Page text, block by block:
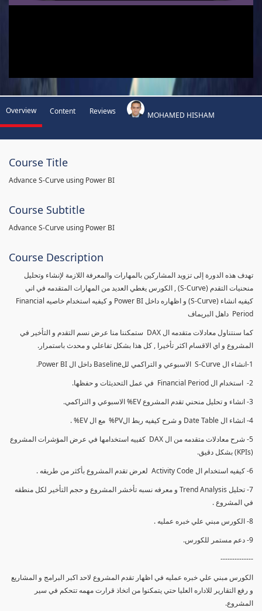
Overview Content Reviews MOHAMED HISHAM
Course Title
Advance S-Curve using Power BI
Course Subtitle
Advance S-Curve using Power BI
Course Description
تهدف هذه الدورة إلى تزويد المشاركين بالمهارات والمعرفة اللازمة لإنشاء وتحليل
منحنيات التقدم (S-Curve) , الكورس يغطي العديد من المهارات المتقدمه في اني
كيفيه انشاء (S-Curve) و اظهاره داخل Power BI و كيفيه استخدام خاصيه Financial
Period داهل البريماف
كما سنتناول معادلات متقدمه ال DAX ستمكننا منا عرض نسم التقدم و التأخير في
المشروع و اي الاقسام اكثر تأخيرا , كل هذا بشكل تفاعلي و محدث باستمرار.
1-انشاء ال S-Curve الاسبوعي و التراكمي للBaseline داخل ال Power BI.
2- استخدام ال Financial Period في عمل التحديثات و حفظها.
3- انشاء و تحليل منحني تقدم المشروع EV% الاسبوعي و التراكمي.
4- انشاء ال Date Table و شرح كيفيه ربط الPV% مع ال EV% .
5- شرح معادلات متقدمه من ال DAX كفييه استخدامها في عرض المؤشرات المشروع
(KPIs) بشكل دقيق.
6- كيفيه استخدام ال Activity Code لعرض تقدم المشروع بأكثر من طريقه .
7- تحليل Trend Analysis و معرفه نسبه تأخشر المشروع و حجم التأخير لكل منطقه
في المشروع .
8- الكورس مبني علي خبره عمليه .
9- دعم مستمر للكورس.
--------------
الكورس مبني علي خبره عمليه في اظهار تقدم المشروع لاحد اكبر البرامج و المشاريع
و رفع التقارير للاداره العليا حتي يتمكنوا من اتخاذ قرارت مهمه تتحكم في سير
المشروع.